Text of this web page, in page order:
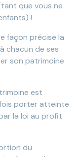
que vous ne
!
façon précise la
chacun de ses
son patrimoine
est
porter atteinte
la loi au profit
du